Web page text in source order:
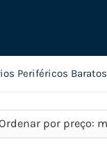
Periféricos Baratos